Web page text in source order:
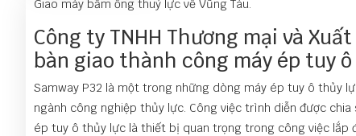
Giao máy bấm ống thuỷ lực về Vũng Tàu.
Công ty TNHH Thương mại và
bàn giao thành công máy ép tuy
Samway P32 là một trong những dòng máy ép tuy ô thủy
ngành công nghiệp thủy lực. Công việc trình diễn được
ép tuy ô thủy lực là thiết bị quan trọng trong công việc lắp